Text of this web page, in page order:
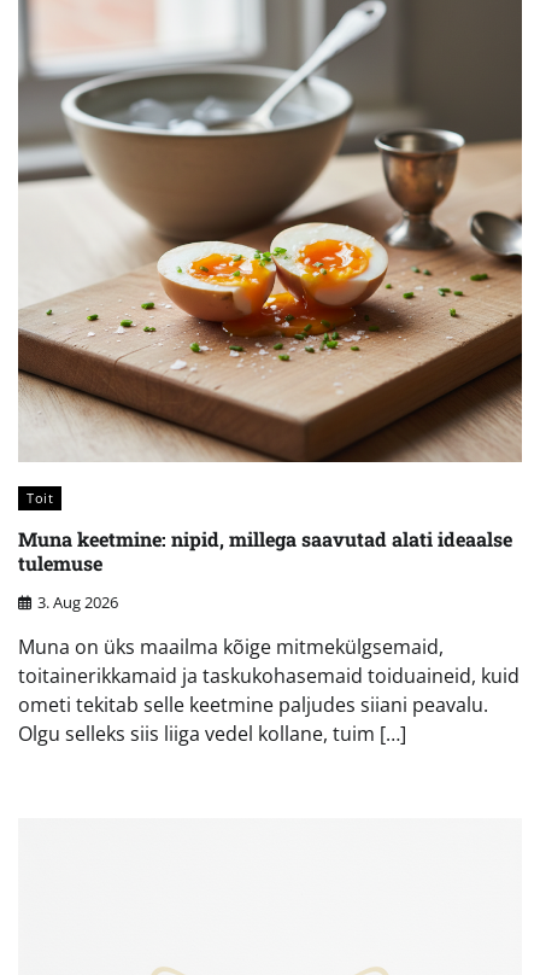
Toit
Muna keetmine: nipid, millega saavutad alati ideaalse
tulemuse
3. Aug 2026
Muna on üks maailma kõige mitmekülgsemaid,
toitainerikkamaid ja taskukohasemaid toiduaineid, kuid
ometi tekitab selle keetmine paljudes siiani peavalu.
Olgu selleks siis liiga vedel kollane, tuim […]